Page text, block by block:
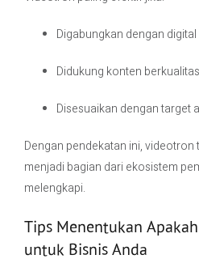
Digabungkan dengan
Didukung konten berkualitas
Disesuaikan dengan target
Dengan pendekatan ini, videotron
menjadi bagian dari ekosistem
melengkapi.
Tips Menentukan
untuk Bisnis Anda